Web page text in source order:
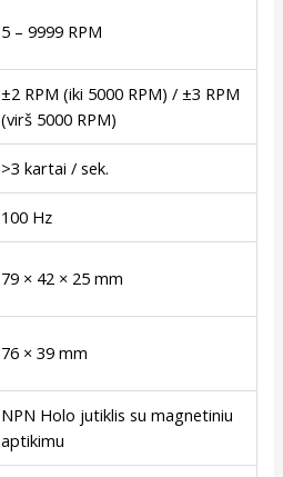
5 – 9999 RPM
±2 RPM (iki 5000 RPM) / ±3 RPM
(virš 5000 RPM)
>3 kartai / sek.
100 Hz
79 × 42 × 25 mm
76 × 39 mm
NPN Holo jutiklis su magnetiniu
aptikimu